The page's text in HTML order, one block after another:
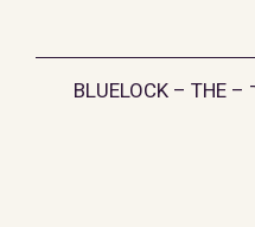
+ בלו לוק – החלוץ הטוב ביותר – BLUELOCK – THE